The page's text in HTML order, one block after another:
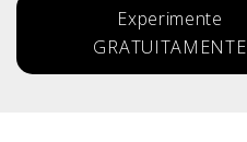
Experimente
GRATUITAMENTE